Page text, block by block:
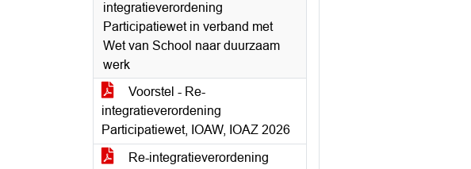
integratieverordening
Participatiewet in verband met
Wet van School naar duurzaam
werk
Voorstel - Re-
integratieverordening
Participatiewet, IOAW, IOAZ 2026
Re-integratieverordening